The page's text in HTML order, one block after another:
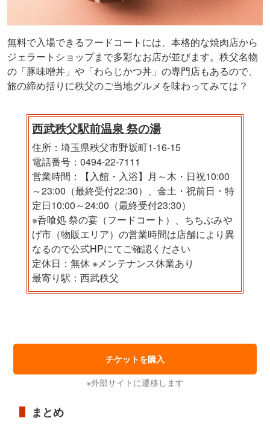
無料で入場できるフードコートには、本格的な焼肉店から
ジェラートショップまで多彩なお店が並びます。秩父名物
の「豚味噌丼」や「わらじかつ丼」の専門店もあるので、
旅の締め括りに秩父のご当地グルメを味わってみては？
西武秩父駅前温泉 祭の湯
住所：埼玉県秩父市野坂町1-16-15
電話番号：0494-22-7111
営業時間：【入館・入浴】月～木・日祝10:00
～23:00（最終受付22:30）、金土・祝前日・特
定日10:00～24:00（最終受付23:30）
※呑喰処 祭の宴（フードコート）、ちちぶみや
げ市（物販エリア）の営業時間は店舗により異
なるので公式HPにてご確認ください
定休日：無休 ※メンテナンス休業あり
最寄り駅：西武秩父
チケットを購入
※外部サイトに遷移します
まとめ